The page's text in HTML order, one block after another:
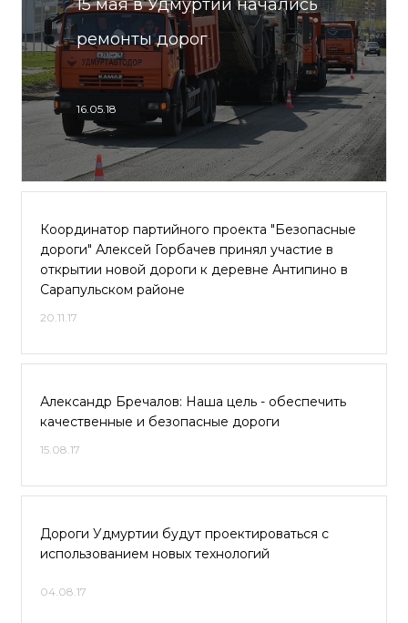
15 мая в Удмуртии начались
ремонты дорог
16.05.18
Координатор партийного проекта "Безопасные
дороги" Алексей Горбачев принял участие в
открытии новой дороги к деревне Антипино в
Сарапульском районе
20.11.17
Александр Бречалов: Наша цель - обеспечить
качественные и безопасные дороги
15.08.17
Дороги Удмуртии будут проектироваться с
использованием новых технологий
04.08.17